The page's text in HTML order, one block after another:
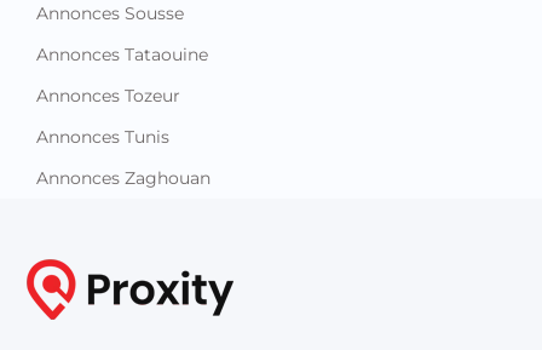
Annonces Sousse
Annonces Tataouine
Annonces Tozeur
Annonces Tunis
Annonces Zaghouan